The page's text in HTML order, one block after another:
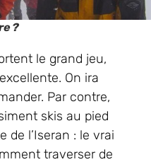
?
le grand jeu,
On ira
Par contre,
skis au pied
de l’Iseran : le vrai
traverser de